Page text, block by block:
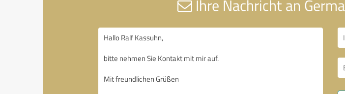
Ihre Nachricht an